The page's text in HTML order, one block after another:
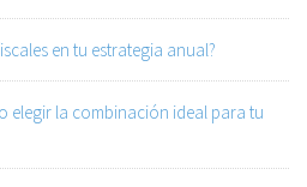
en tu estrategia anual?
elegir la combinación ideal para tu